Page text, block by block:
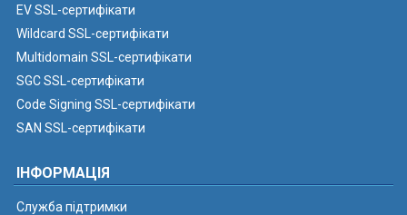
EV SSL-сертифікати
Wildcard SSL-сертифікати
Multidomain SSL-сертифікати
SGC SSL-сертифікати
Code Signing SSL-сертифікати
SAN SSL-сертифікати
ІНФОРМАЦІЯ
Служба підтримки